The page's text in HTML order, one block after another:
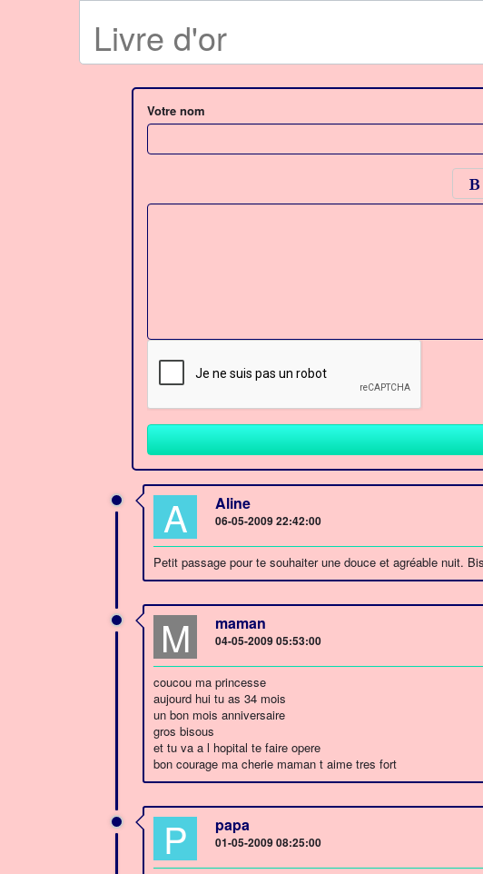
Livre d'or
Votre nom
A Aline
06-05-2009 22:42:00
Petit passage pour te souhaiter une douce et agréable nuit.
M maman
04-05-2009 05:53:00
coucou ma princesse
aujourd hui tu as 34 mois
un bon mois anniversaire
gros bisous
et tu va a l hopital te faire opere
bon courage ma cherie maman t aime tres fort
P papa
01-05-2009 08:25:00